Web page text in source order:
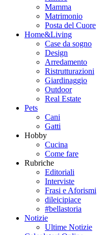
Mamma
Matrimonio
Posta del Cuore
Home&Living
Case da sogno
Design
Arredamento
Ristrutturazioni
Giardinaggio
Outdoor
Real Estate
Pets
Cani
Gatti
Hobby
Cucina
Come fare
Rubriche
Editoriali
Interviste
Frasi e Aforismi
dileicipiace
#bellastoria
Notizie
Ultime Notizie